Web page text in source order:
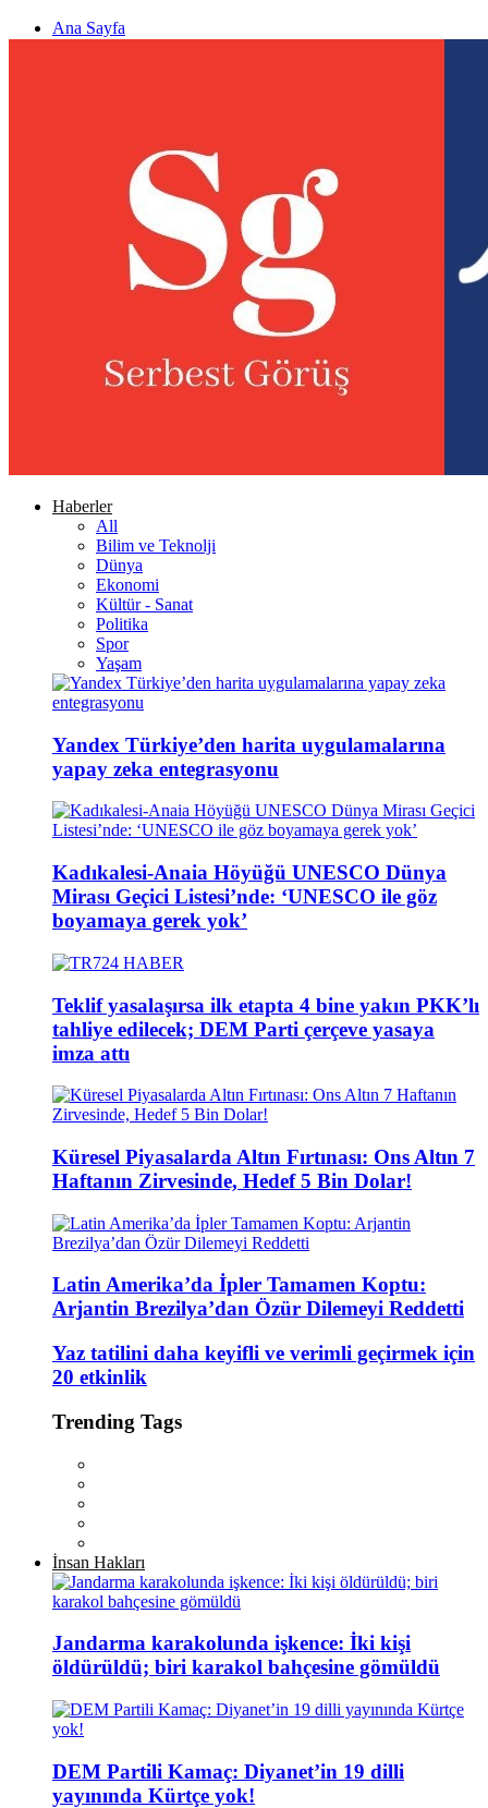
Ana Sayfa
Haberler
All
Bilim ve Teknolji
Dünya
Ekonomi
Kültür - Sanat
Politika
Spor
Yaşam
Yandex Türkiye’den harita uygulamalarına
yapay zeka entegrasyonu
Kadıkalesi-Anaia Höyüğü UNESCO Dünya
Mirası Geçici Listesi’nde: ‘UNESCO ile göz
boyamaya gerek yok’
Teklif yasalaşırsa ilk etapta 4 bine yakın PKK’lı
tahliye edilecek; DEM Parti çerçeve yasaya
imza attı
Küresel Piyasalarda Altın Fırtınası: Ons Altın 7
Haftanın Zirvesinde, Hedef 5 Bin Dolar!
Latin Amerika’da İpler Tamamen Koptu:
Arjantin Brezilya’dan Özür Dilemeyi Reddetti
Yaz tatilini daha keyifli ve verimli geçirmek için
20 etkinlik
Trending Tags
İnsan Hakları
Jandarma karakolunda işkence: İki kişi
öldürüldü; biri karakol bahçesine gömüldü
DEM Partili Kamaç: Diyanet’in 19 dilli
yayınında Kürtçe yok!